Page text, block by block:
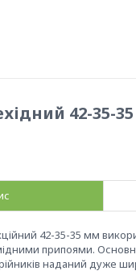
42-35-
42-35-35 мм
припоями.
наданий дуже